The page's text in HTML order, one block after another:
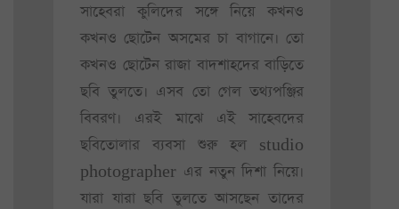
সাহেবরা কুলিদের সঙ্গে নিয়ে কখনও
কখনও ছোটেন অসমের চা বাগানে। তো
কখনও ছোটেন রাজা বাদশাহদের বাড়িতে
ছবি তুলতে। এসব তো গেল তথ্যপঞ্জির
বিবরণ। এরই মাঝে এই সাহেবদের
ছবিতোলার ব্যবসা শুরু হল studio
photographer এর নতুন দিশা নিয়ে।
যারা যারা ছবি তুলতে আসছেন তাদের